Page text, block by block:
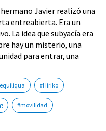
Javier realizó una
entreabierta. Era un
La idea que subyacía era
hay un misterio, una
para entrar, una
#Hiriko
#movilidad